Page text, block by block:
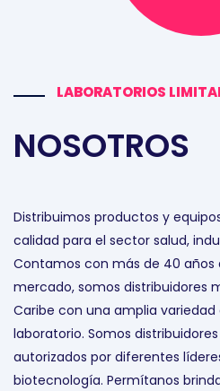
LABORATORIOS
NOSOTROS
Distribuimos productos y
calidad para el sector salud,
Contamos con más de 40 años
mercado, somos distribuidores
Caribe con una amplia
laboratorio. Somos
autorizados por diferentes
biotecnología. Permítanos